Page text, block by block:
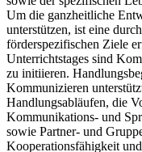
Um die ganzheitliche
unterstützen, ist eine
förderspezifischen Ziele
Unterrichtstages sind
zu initiieren.
Kommunizieren
Handlungsabläufen, die
Kommunikations- und
sowie Partner- und
Kooperationsfähigkeit